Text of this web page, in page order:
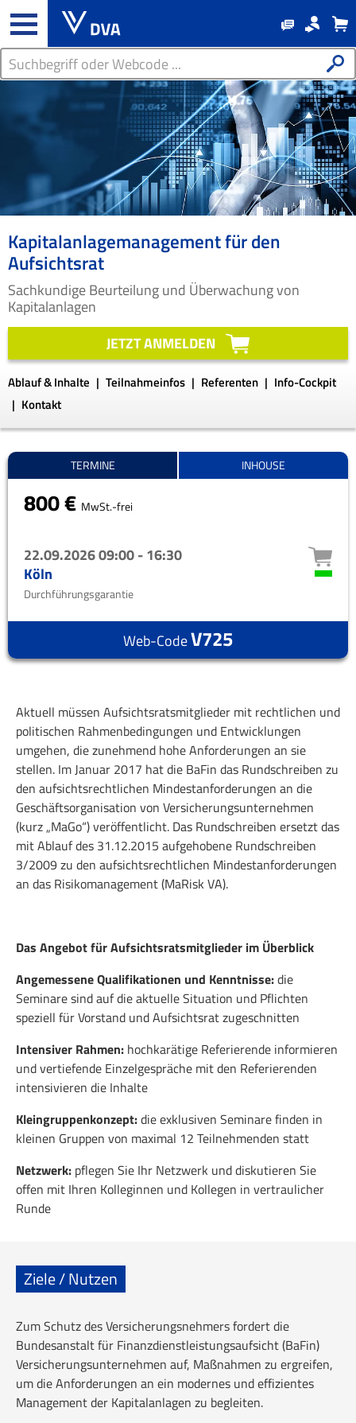
Kapitalanlagemanagement für den
Aufsichtsrat
Sachkundige Beurteilung und Überwachung von
Kapitalanlagen
JETZT ANMELDEN
Ablauf & Inhalte Teilnahmeinfos Referenten
Info-Cockpit
Kontakt
TERMINE INHOUSE
800 € MwSt.-frei
22.09.202609:00 - 16:30
Köln
Durchführungsgarantie
Web-CodeV725
Aktuell müssen Aufsichtsratsmitglieder mit rechtlichen und
politischen Rahmenbedingungen und Entwicklungen
umgehen, die zunehmend hohe Anforderungen an sie
stellen. Im Januar 2017 hat die BaFin das Rundschreiben zu
den aufsichtsrechtlichen Mindestanforderungen an die
Geschäftsorganisation von Versicherungsunternehmen
(kurz „MaGo“) veröffentlicht. Das Rundschreiben ersetzt das
mit Ablauf des 31.12.2015 aufgehobene Rundschreiben
3/2009 zu den aufsichtsrechtlichen Mindestanforderungen
an das Risikomanagement (MaRisk VA).
Das Angebot für Aufsichtsratsmitglieder im Überblick
Angemessene Qualifikationen und Kenntnisse:die
Seminare sind auf die aktuelle Situation und Pflichten
speziell für Vorstand und Aufsichtsrat zugeschnitten
Intensiver Rahmen: hochkarätige Referierende informieren
und vertiefende Einzelgespräche mit den Referierenden
intensivieren die Inhalte
Kleingruppenkonzept:die exklusiven Seminare finden in
kleinen Gruppen von maximal 12 Teilnehmenden statt
Netzwerk: pflegen Sie Ihr Netzwerk und diskutieren Sie
offen mit Ihren Kolleginnen und Kollegen in vertraulicher
Runde
Ziele / Nutzen
Zum Schutz des Versicherungsnehmers fordert die
Bundesanstalt für Finanzdienstleistungsaufsicht (BaFin)
Versicherungsunternehmen auf, Maßnahmen zu ergreifen,
um die Anforderungen an ein modernes und effizientes
Management der Kapitalanlagen zu begleiten.